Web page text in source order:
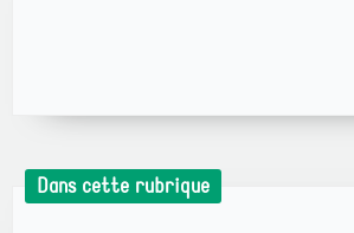
Dans cette rubrique